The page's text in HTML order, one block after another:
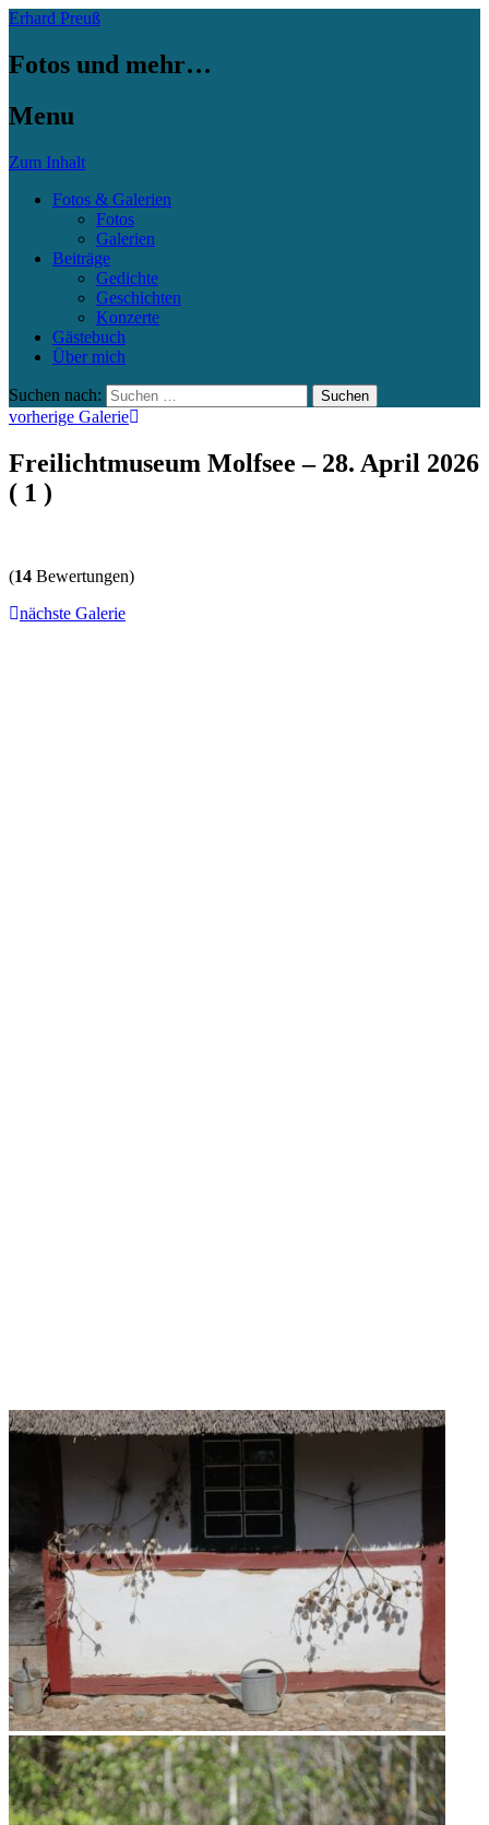
Erhard Preuß
Fotos und mehr…
Menu
Zum Inhalt
Fotos & Galerien
Fotos
Galerien
Beiträge
Gedichte
Geschichten
Konzerte
Gästebuch
Über mich
Suchen nach:
vorherige Galerie
Freilichtmuseum Molfsee – 28. April 2026
( 1 )
(14 Bewertungen)
nächste Galerie